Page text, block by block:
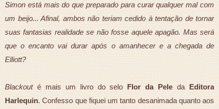
Simon está mais do que preparado para curar qualquer mal com
um beijo... Afinal, ambos não teriam cedido à tentação de tornar
suas fantasias realidade se não fosse aquele apagão. Mas será
que o encanto vai durar após o amanhecer e a chegada de
Elliott?
Blackouté mais um livro do seloFlor da PeledaEditora
Harlequin. Confesso que fiquei um tanto desanimada quanto aos